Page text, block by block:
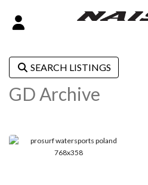
SEARCH LISTINGS
GD Archive